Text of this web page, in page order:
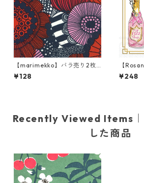
【marimekko】バラ売り2枚
ランチサイズ ペーパーナプキ
ン SIIRTOLAPUUTARHA ブル
¥128
【
枚 カク
プキン
¥248
Recently Viewed Items｜
した商品